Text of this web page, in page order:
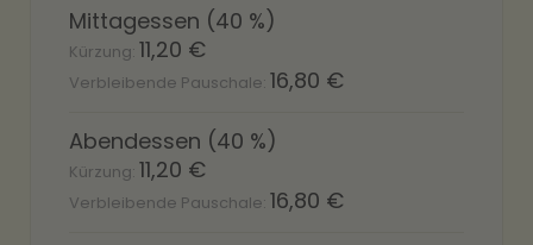
Mittagessen (40 %)
11,20 €
16,80 €
Abendessen (40 %)
11,20 €
16,80 €